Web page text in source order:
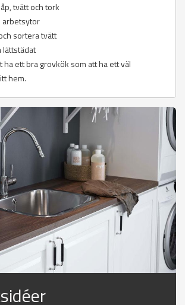
tvätt och tork
arbetsytor
sortera tvätt
lättstädat
ha ett bra grovkök som att ha ett väl
hem.